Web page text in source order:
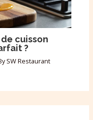
cuisson
?
SW Restaurant